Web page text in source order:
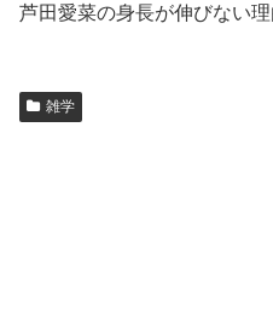
芦田愛菜の身長が伸びない
雑学